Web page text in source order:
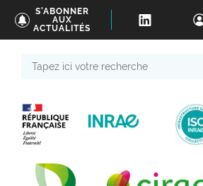
S'ABONNER
AUX
ACTUALITÉS